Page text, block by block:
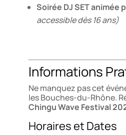
Soirée DJ SET animée
accessible dès 16 ans)
Informations
Ne manquez pas cet
les Bouches-du-Rhône.
Chingu Wave Festival
Horaires et Dates